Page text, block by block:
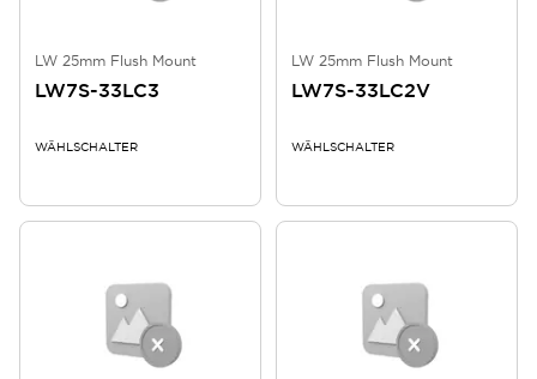
LW 25mm Flush Mount
LW7S-33LC3
WÄHLSCHALTER
LW 25mm Flush Mount
LW7S-33LC2V
WÄHLSCHALTER